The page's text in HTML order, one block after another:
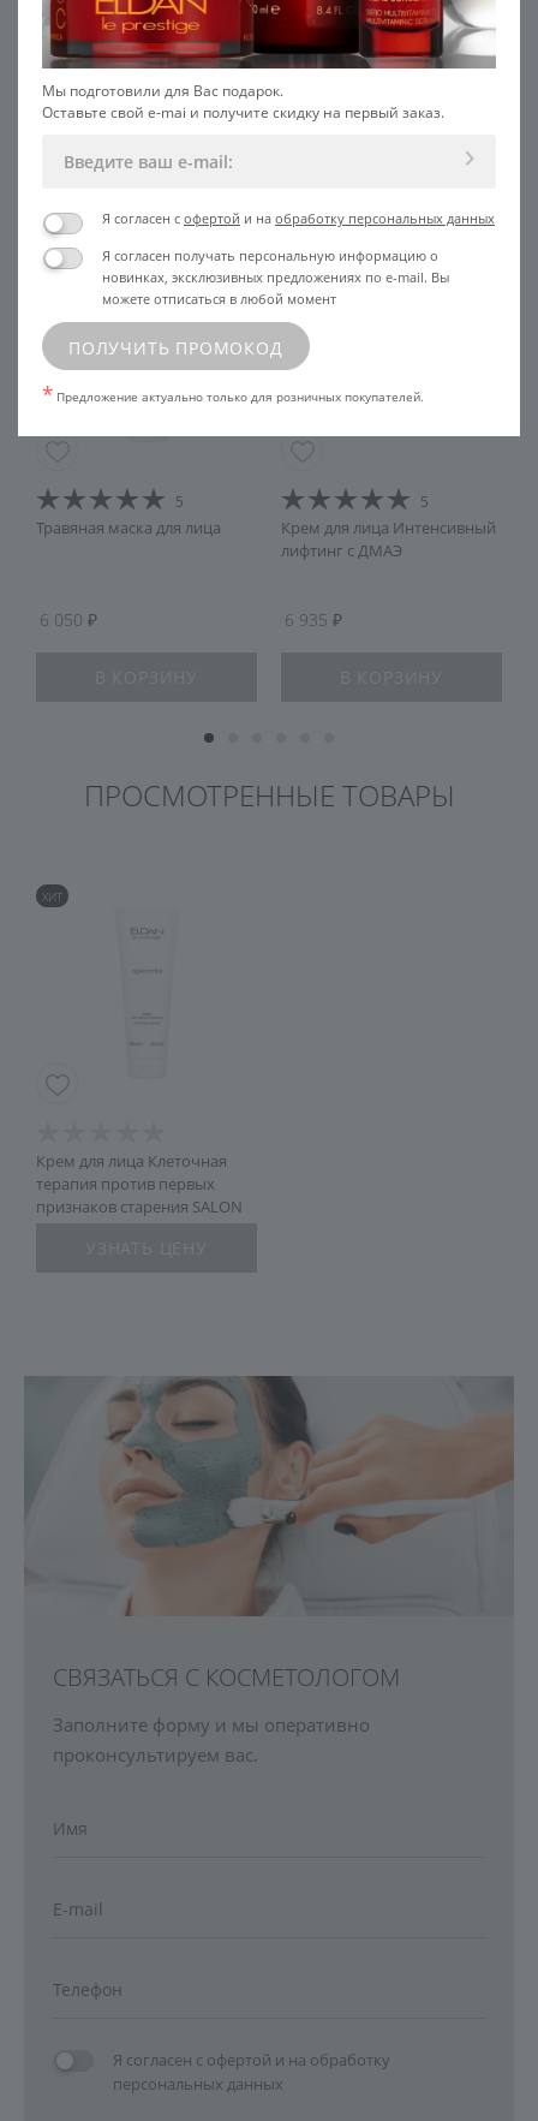
РЕКОМЕНДУЕМ С ЭТИМ
ПРОДУКТОМ
5
Травяная маска для лица
6 050
5
Крем для лица Интенсивный
лифтинг с ДМАЭ
6 935
ПРОСМОТРЕННЫЕ ТОВАРЫ
ХИТ
Крем для лица Клеточная
терапия против первых
признаков старения SALON
СВЯЗАТЬСЯ С КОСМЕТОЛОГОМ
Заполните форму и мы оперативно
проконсультируем вас.
Я согласен с офертой и на обработку
персональных данных
Мы подготовили для Вас подарок.
Оставьте свой e-mai и получите скидку на первый заказ.
Я согласен с офертой и на обработку персональных данных
Я согласен получать персональную информацию о
новинках, эксклюзивных предложениях по e-mail. Вы
можете отписаться в любой момент
ПОЛУЧИТЬ ПРОМОКОД
* Предложение актуально только для розничных покупателей.